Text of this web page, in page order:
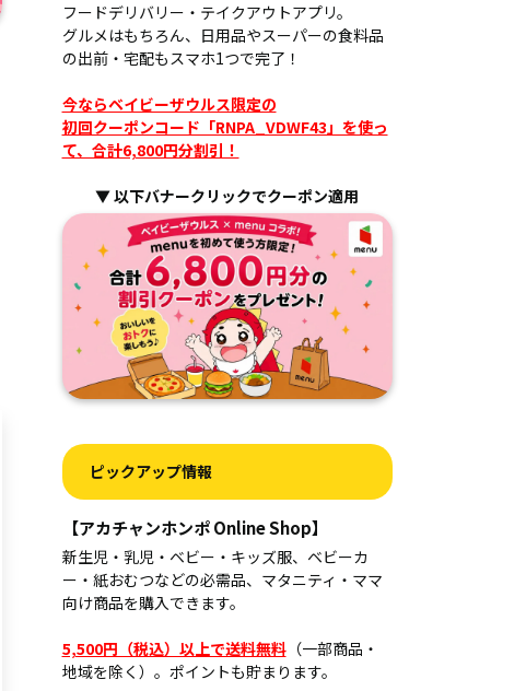
フードデリバリー・テイクアウトアプリ。
グルメはもちろん、日用品やスーパーの食料品
の出前・宅配もスマホ1つで完了！
今ならベイビーザウルス限定の
初回クーポンコード「RNPA_VDWF43」を使っ
て、合計6,800円分割引！
▼ 以下バナークリックでクーポン適用
ピックアップ情報
【アカチャンホンポ Online Shop】
新生児・乳児・ベビー・キッズ服、ベビーカ
ー・紙おむつなどの必需品、マタニティ・ママ
向け商品を購入できます。
5,500円（税込）以上で送料無料（一部商品・
地域を除く）。ポイントも貯まります。